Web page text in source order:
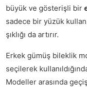
büyük ve gösterişli bir
sadece bir yüzük
şıklığı da artırır.
Erkek gümüş bileklik
seçilerek
Modeller arasında